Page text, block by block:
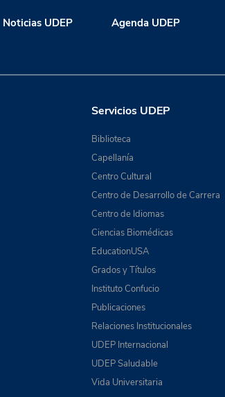
Noticias UDEP Agenda UDEP
Servicios UDEP
Biblioteca
Capellanía
Centro Cultural
Centro de Desarrollo de Carrera
Centro de Idiomas
Ciencias Biomédicas
EducationUSA
Grados y Títulos
Instituto Confucio
Publicaciones
Relaciones Institucionales
UDEP Internacional
UDEP Saludable
Vida Universitaria